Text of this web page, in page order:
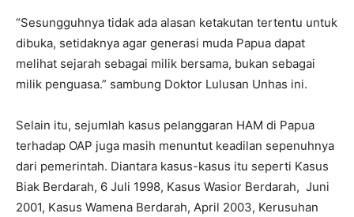
“Sesungguhnya tidak ada alasan ketakutan tertentu untuk
dibuka, setidaknya agar generasi muda Papua dapat
melihat sejarah sebagai milik bersama, bukan sebagai
milik penguasa.” sambung Doktor Lulusan Unhas ini.
Selain itu, sejumlah kasus pelanggaran HAM di Papua
terhadap OAP juga masih menuntut keadilan sepenuhnya
dari pemerintah. Diantara kasus-kasus itu seperti Kasus
Biak Berdarah, 6 Juli 1998, Kasus Wasior Berdarah, Juni
2001, Kasus Wamena Berdarah, April 2003, Kerusuhan